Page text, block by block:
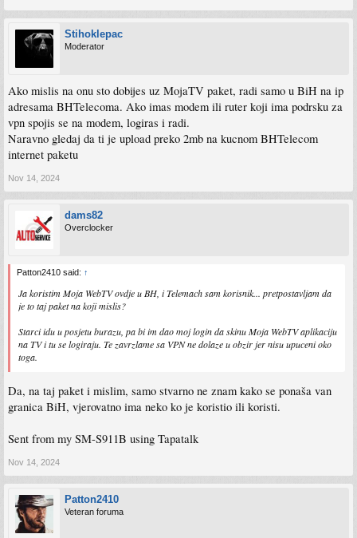
Stihoklepac
Moderator
Ako mislis na onu sto dobijes uz MojaTV paket, radi samo u BiH na ip
adresama BHTelecoma. Ako imas modem ili ruter koji ima podrsku za
vpn spojis se na modem, logiras i radi.
Naravno gledaj da ti je upload preko 2mb na kucnom BHTelecom
internet paketu
Nov 14, 2024
dams82
Overclocker
Patton2410 said: ↑
Ja koristim Moja WebTV ovdje u BH, i Telemach sam korisnik... pretpostavljam da
je to taj paket na koji mislis?
Starci idu u posjetu burazu, pa bi im dao moj login da skinu Moja WebTV aplikaciju
na TV i tu se logiraju. Te zavrzlame sa VPN ne dolaze u obzir jer nisu upuceni oko
toga.
Da, na taj paket i mislim, samo stvarno ne znam kako se ponaša van
granica BiH, vjerovatno ima neko ko je koristio ili koristi.
Sent from my SM-S911B using Tapatalk
Nov 14, 2024
Patton2410
Veteran foruma